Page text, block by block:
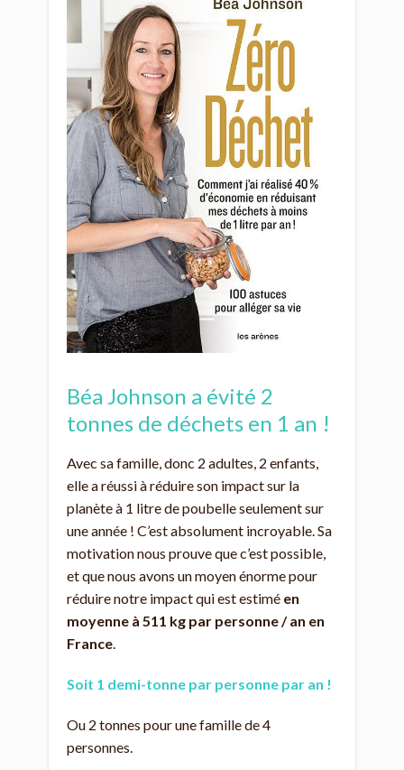
Béa Johnson a évité 2
tonnes de déchets en 1 an !
Avec sa famille, donc 2 adultes, 2 enfants,
elle a réussi à réduire son impact sur la
planète à 1 litre de poubelle seulement sur
une année ! C’est absolument incroyable. Sa
motivation nous prouve que c’est possible,
et que nous avons un moyen énorme pour
réduire notre impact qui est estimé en
moyenne à 511 kg par personne / an en
France
Soit 1 demi-tonne par personne par an !
Ou 2 tonnes pour une famille de 4
personnes.